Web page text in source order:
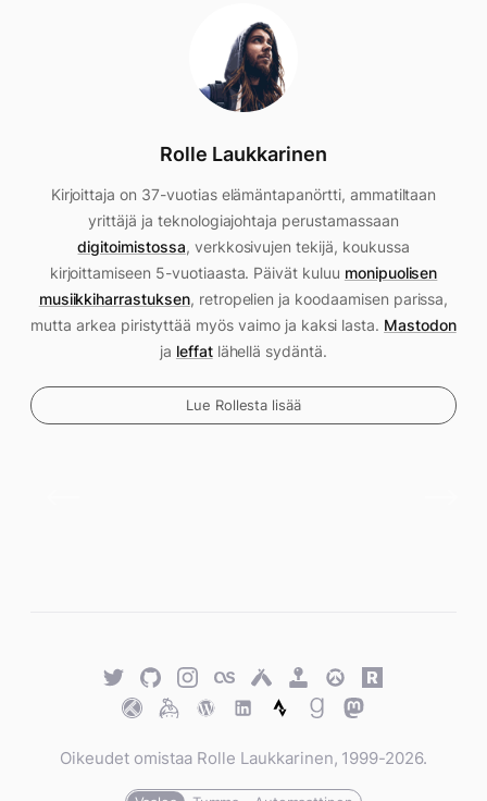
Rolle Laukkarinen
Kirjoittaja on 37-vuotias elämäntapanörtti, ammatiltaan
yrittäjä ja teknologiajohtaja perustamassaan
digitoimistossa, verkkosivujen tekijä, koukussa
kirjoittamiseen 5-vuotiaasta. Päivät kuluu monipuolisen
musiikkiharrastuksen, retropelien ja koodaamisen parissa,
mutta arkea piristyttää myös vaimo ja kaksi lasta. Mastodon
ja leffatlähellä sydäntä.
Lue Rollesta lisää
TwitterGitHubTwitterLast.fmUntappd
Retro
Achievements
Overwatch
Rawg.io
TraktKeybaseWordPress
WordPress
StravaGoodreads
Mastodon
Oikeudet omistaa Rolle Laukkarinen, 1999-2026.